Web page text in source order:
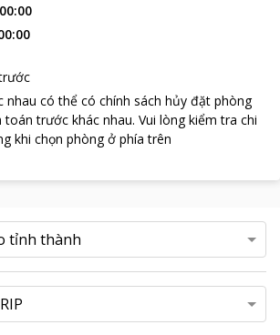
nhau có thể có chính sách hủy đặt phòng
toán trước khác nhau. Vui lòng kiểm tra chi
khi chọn phòng ở phía trên